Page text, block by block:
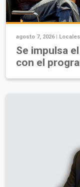
agosto 7, 2026 | Locales
Se impulsa
con el